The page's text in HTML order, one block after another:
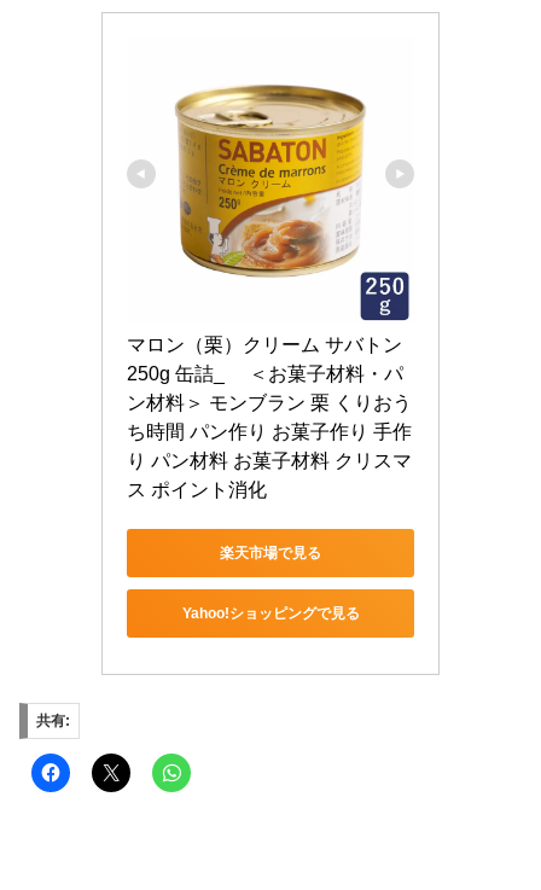
マロン（栗）クリーム サバトン
250g 缶詰_ 　＜お菓子材料・パ
ン材料＞ モンブラン 栗 くりおう
ち時間 パン作り お菓子作り 手作
り パン材料 お菓子材料 クリスマ
ス ポイント消化
楽天市場で見る
Yahoo!ショッピングで見る
共有: